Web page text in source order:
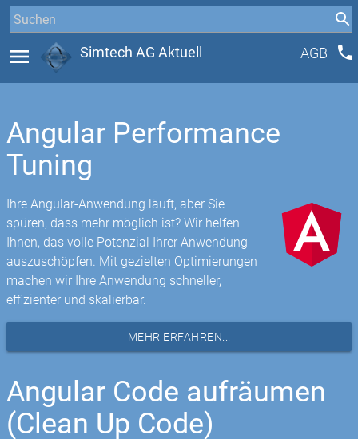
menu Simtech AG Aktuell AGB phone
Angular Performance
Tuning
Ihre Angular-Anwendung läuft, aber Sie
spüren, dass mehr möglich ist? Wir helfen
Ihnen, das volle Potenzial Ihrer Anwendung
auszuschöpfen. Mit gezielten Optimierungen
machen wir Ihre Anwendung schneller,
effizienter und skalierbar.
MEHR ERFAHREN...
Angular Code aufräumen
(Clean Up Code)